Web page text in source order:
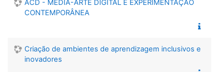
ACD - MÉDIA-ARTE DIGITAL E EXPERIMENTAÇÃO
CONTEMPORÂNEA
Criação de ambientes de aprendizagem inclusivos e
inovadores